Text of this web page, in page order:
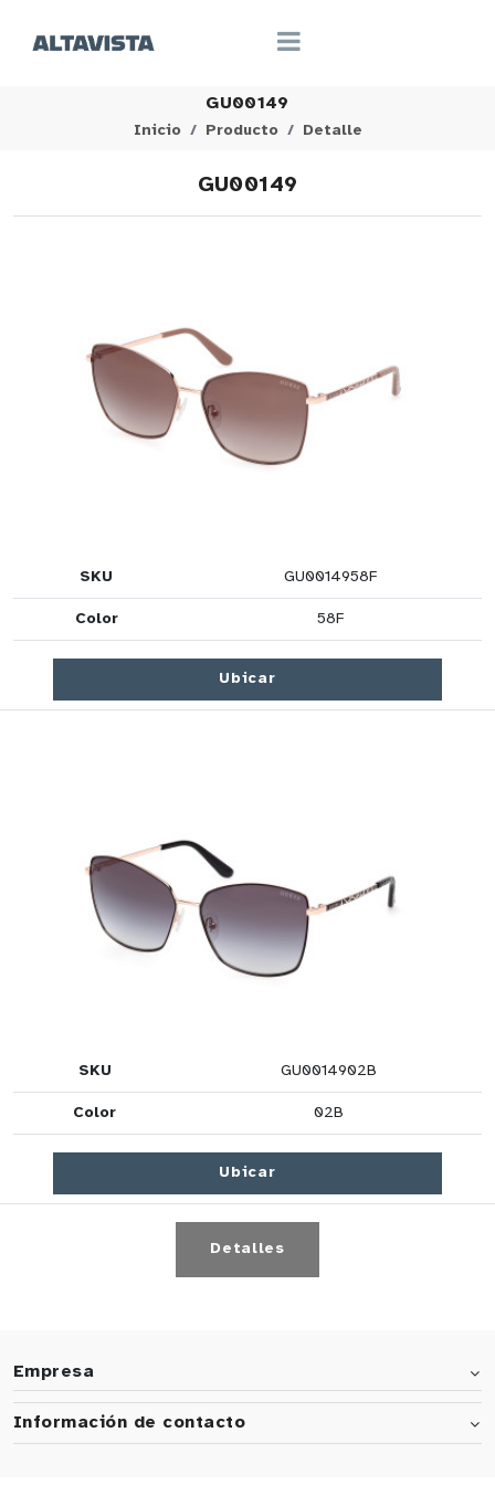
GU00149
Inicio Producto Detalle
GU00149
SKU GU0014958F
Color 58F
Ubicar
SKU GU0014902B
Color 02B
Ubicar
Detalles
Empresa
Información de contacto